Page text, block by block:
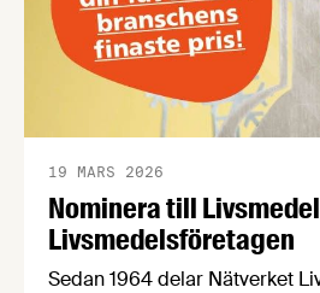
Nominera till
Livsmedelsföretagen
19 MARS 2026
Sedan 1964 delar Nätverket